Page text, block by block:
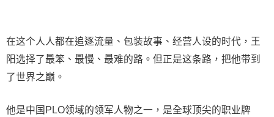
在这个人人都在追逐流量、包装故事、经营人设的时代，王
阳选择了最笨、最慢、最难的路。但正是这条路，把他带到
了世界之巅。
他是中国PLO领域的领军人物之一，是全球顶尖的职业牌